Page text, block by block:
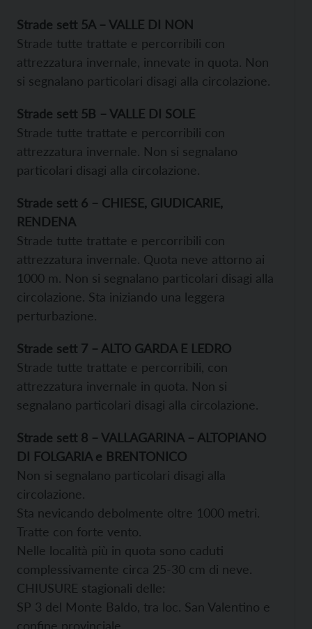
Strade sett 5A – VALLE DI NON
Strade tutte trattate e percorribili con
attrezzatura invernale, innevate in quota. Non
si segnalano particolari disagi alla circolazione.
Strade sett 5B – VALLE DI SOLE
Strade tutte trattate e percorribili con
attrezzatura invernale. Non si segnalano
particolari disagi alla circolazione.
Strade sett 6 – CHIESE, GIUDICARIE,
RENDENA
Strade tutte trattate e percorribili con
attrezzatura invernale. Quota neve attorno ai
1000 m. Non si segnalano particolari disagi alla
circolazione. Sta iniziando una leggera
perturbazione.
Strade sett 7 – ALTO GARDA E LEDRO
Strade tutte trattate e percorribili, con
attrezzatura invernale in quota. Non si
segnalano particolari disagi alla circolazione.
Strade sett 8 – VALLAGARINA – ALTOPIANO
DI FOLGARIA e BRENTONICO
Non si segnalano particolari disagi alla
circolazione.
Sta nevicando debolmente oltre 1000 metri.
Tratte con forte vento.
Nelle località più in quota sono caduti
complessivamente circa 25-30 cm di neve.
CHIUSURE stagionali delle:
SP 3 del Monte Baldo, tra loc. San Valentino e
confine provinciale.